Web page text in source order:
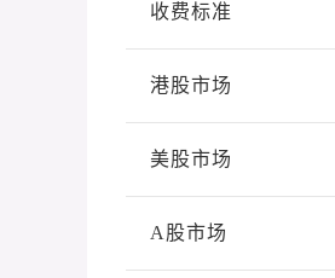
收费标准
港股市场
美股市场
A股市场